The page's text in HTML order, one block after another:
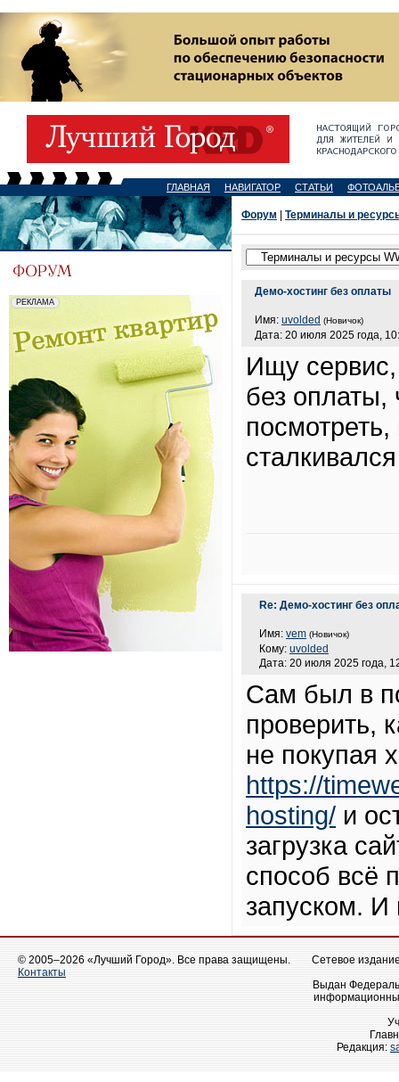
ГЛАВНАЯ НАВИГАТОР СТАТЬИ
Форум Терминалы и
Демо-хостинг без оплаты
Имя: uvolded (Новичок)
Дата: 20 июля 2025 года,
Ищу сервис,
без оплаты,
Re: Демо-хостинг без
Имя: vem (Новичок)
Кому: uvolded
Дата: 20 июля 2025 года,
Сам был в
проверить,
не покупая
https://
hosting/ и
загрузка
способ всё
запуском.
© 2005–2026 «Лучший Город». Все права защищены.
Контакты
Сетевое
Выдан
Редакция: